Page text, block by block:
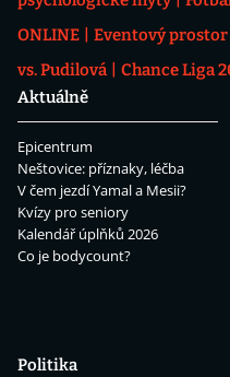
ONLINE
Eventový prostor
vs. Pudilová
Chance Liga
Aktuálně
Epicentrum
Neštovice: příznaky, léčba
V čem jezdí Yamal a Mesii?
Kvízy pro seniory
Kalendář úplňků 2026
Co je bodycount?
Politika